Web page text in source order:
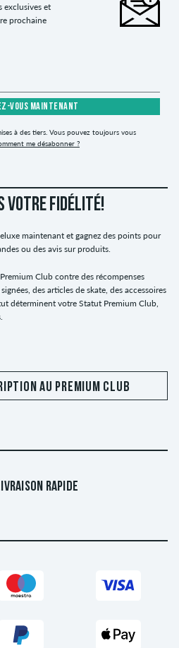
exclusives et
prochaine
VOUS MAINTENANT
à des tiers. Vous pouvez toujours vous
me désabonner ?
VOTRE FIDÉLITÉ!
maintenant et gagnez des points pour
ou des avis sur produits.
Club contre des récompenses
des articles de skate, des accessoires
déterminent votre Statut Premium Club,
AU PREMIUM CLUB
RAPIDE